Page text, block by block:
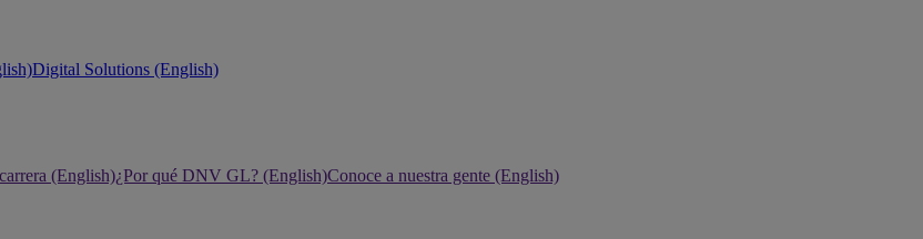
Digital Solutions (English)
(English)¿Por qué DNV GL? (English)Conoce a nuestra gente (English)